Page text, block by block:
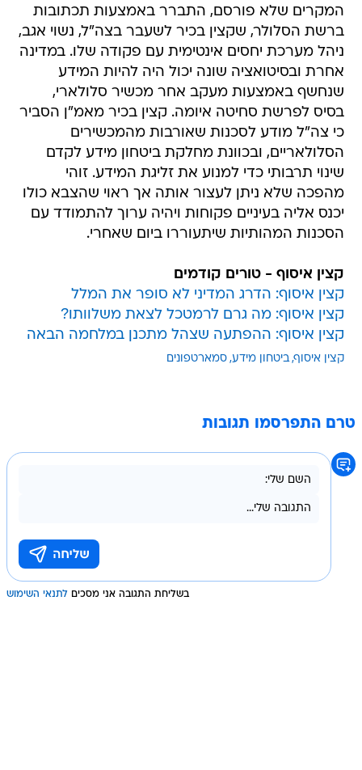
המקרים שלא פורסם, התברר באמצעות תכתובות
ברשת הסלולר, שקצין בכיר לשעבר בצה"ל, נשוי אגב,
ניהל מערכת יחסים אינטימית עם פקודה שלו. במדינה
אחרת ובסיטואציה שונה יכול היה להיות המידע
שנחשף באמצעות מעקב אחר מכשיר סלולארי,
בסיס לפרשת סחיטה איומה. קצין בכיר מאמ"ן הסביר
כי צה"ל מודע לסכנות שאורבות מהמכשירים
הסלולאריים, ובכוונת מחלקת ביטחון מידע לקדם
שינוי תרבותי כדי למנוע את זליגת המידע. זוהי
מהפכה שלא ניתן לעצור אותה אך ראוי שהצבא כולו
יכנס אליה בעיניים פקוחות ויהיה ערוך להתמודד עם
הסכנות המהותיות שיתעוררו ביום שאחרי.
קצין איסוף - טורים קודמים
קצין איסוף: הדרג המדיני לא סופר את המלל
קצין איסוף: מה גרם לרמטכל לצאת משלוותו?
קצין איסוף: ההפתעה שצהל מתכנן במלחמה הבאה
קצין איסוף ביטחון מידע סמארטפונים
טרם התפרסמו תגובות
בשליחת התגובה אני מסכים לתנאי השימוש